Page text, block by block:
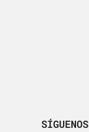
SÍGUENOS